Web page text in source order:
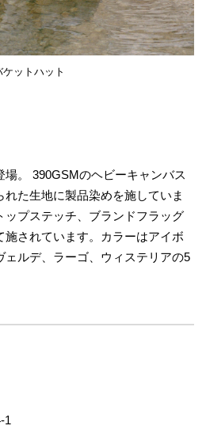
ケットハット
。 390GSMのヘビーキャンバス
た生地に製品染めを施していま
ップステッチ、ブランドフラッグ
施されています。カラーはアイボ
ェルデ、ラーゴ、ウィステリアの5
1